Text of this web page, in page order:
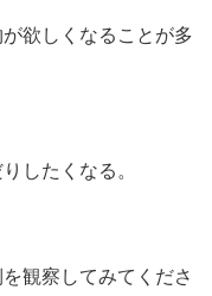
欲しくなることが多
したくなる。
観察してみてくださ